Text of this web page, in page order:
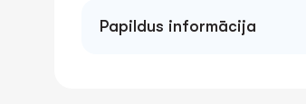
Papildus informācija